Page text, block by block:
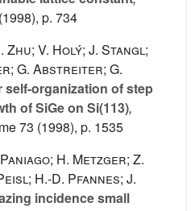
(1998), p. 734
Zhu; V. Holý; J. Stangl;
G. Abstreiter; G.
self-organization of step
of SiGe on Si(113),
73 (1998), p. 1535
H. Metzger; Z.
H.-D. Pfannes; J.
incidence small